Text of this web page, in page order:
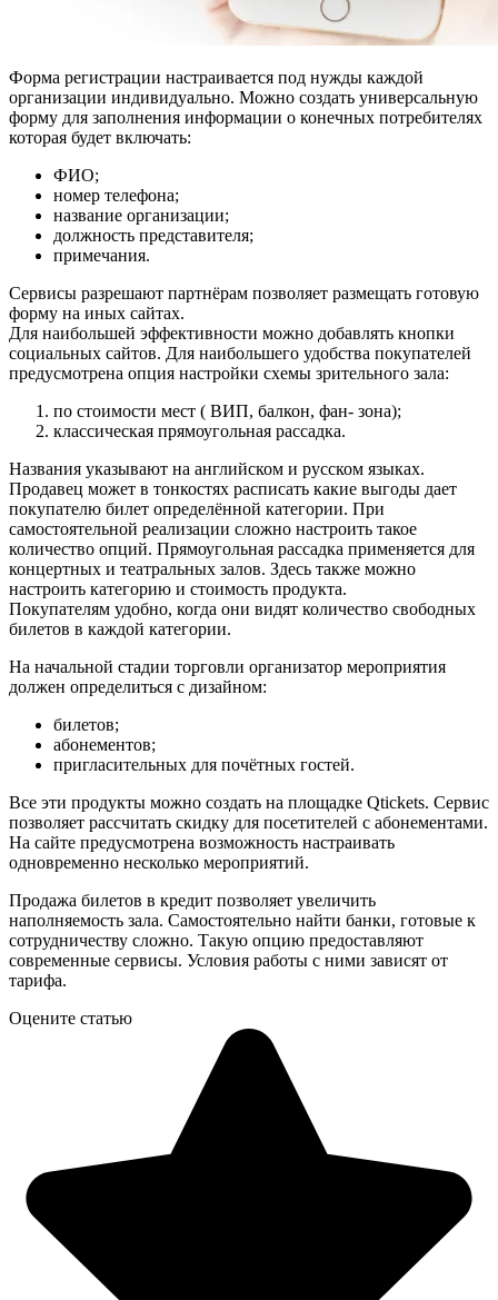
Форма регистрации настраивается под нужды каждой
организации индивидуально. Можно создать универсальную
форму для заполнения информации о конечных потребителях
которая будет включать:
ФИО;
номер телефона;
название организации;
должность представителя;
примечания.
Сервисы разрешают партнёрам позволяет размещать готовую
форму на иных сайтах.
Для наибольшей эффективности можно добавлять кнопки
социальных сайтов. Для наибольшего удобства покупателей
предусмотрена опция настройки схемы зрительного зала:
по стоимости мест ( ВИП, балкон, фан- зона);
классическая прямоугольная рассадка.
Названия указывают на английском и русском языках.
Продавец может в тонкостях расписать какие выгоды дает
покупателю билет определённой категории. При
самостоятельной реализации сложно настроить такое
количество опций. Прямоугольная рассадка применяется для
концертных и театральных залов. Здесь также можно
настроить категорию и стоимость продукта.
Покупателям удобно, когда они видят количество свободных
билетов в каждой категории.
На начальной стадии торговли организатор мероприятия
должен определиться с дизайном:
билетов;
абонементов;
пригласительных для почётных гостей.
Все эти продукты можно создать на площадке Qtickets. Сервис
позволяет рассчитать скидку для посетителей с абонементами.
На сайте предусмотрена возможность настраивать
одновременно несколько мероприятий.
Продажа билетов в кредит позволяет увеличить
наполняемость зала. Самостоятельно найти банки, готовые к
сотрудничеству сложно. Такую опцию предоставляют
современные сервисы. Условия работы с ними зависят от
тарифа.
Оцените статью